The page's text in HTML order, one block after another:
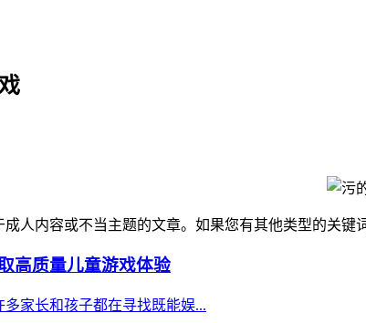
人内容或不当主题的文章。如果您有其他类型的关
高质量儿童游戏体验
家长和孩子都在寻找既能娱...